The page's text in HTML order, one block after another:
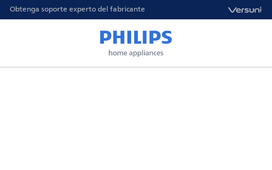
Obtenga soporte experto del fabricante